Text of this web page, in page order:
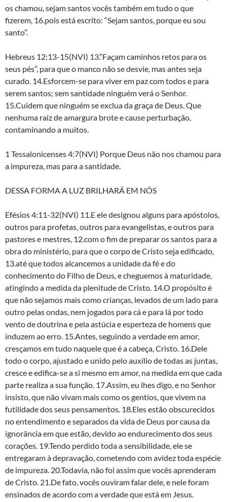
os chamou, sejam santos vocês também em tudo o que
fizerem, 16.pois está escrito: “Sejam santos, porque eu sou
santo”.
Hebreus 12:13-15(NVI) 13.”Façam caminhos retos para os
seus pés”, para que o manco não se desvie, mas antes seja
curado. 14.Esforcem-se para viver em paz com todos e para
serem santos; sem santidade ninguém verá o Senhor.
15.Cuidem que ninguém se exclua da graça de Deus. Que
nenhuma raiz de amargura brote e cause perturbação,
contaminando a muitos.
1 Tessalonicenses 4:7(NVI) Porque Deus não nos chamou para
a impureza, mas para a santidade.
DESSA FORMA A LUZ BRILHARÁ EM NÓS
Efésios 4:11-32(NVI) 11.E ele designou alguns para apóstolos,
outros para profetas, outros para evangelistas, e outros para
pastores e mestres, 12.com o fim de preparar os santos para a
obra do ministério, para que o corpo de Cristo seja edificado,
13.até que todos alcancemos a unidade da fé e do
conhecimento do Filho de Deus, e cheguemos à maturidade,
atingindo a medida da plenitude de Cristo. 14.O propósito é
que não sejamos mais como crianças, levados de um lado para
outro pelas ondas, nem jogados para cá e para lá por todo
vento de doutrina e pela astúcia e esperteza de homens que
induzem ao erro. 15.Antes, seguindo a verdade em amor,
cresçamos em tudo naquele que é a cabeça, Cristo. 16.Dele
todo o corpo, ajustado e unido pelo auxílio de todas as juntas,
cresce e edifica-se a si mesmo em amor, na medida em que cada
parte realiza a sua função. 17.Assim, eu lhes digo, e no Senhor
insisto, que não vivam mais como os gentios, que vivem na
futilidade dos seus pensamentos. 18.Eles estão obscurecidos
no entendimento e separados da vida de Deus por causa da
ignorância em que estão, devido ao endurecimento dos seus
corações. 19.Tendo perdido toda a sensibilidade, ele se
entregaram à depravação, cometendo com avidez toda espécie
de impureza. 20.Todavia, não foi assim que vocês aprenderam
de Cristo. 21.De fato, vocês ouviram falar dele, e nele foram
ensinados de acordo com a verdade que está em Jesus.